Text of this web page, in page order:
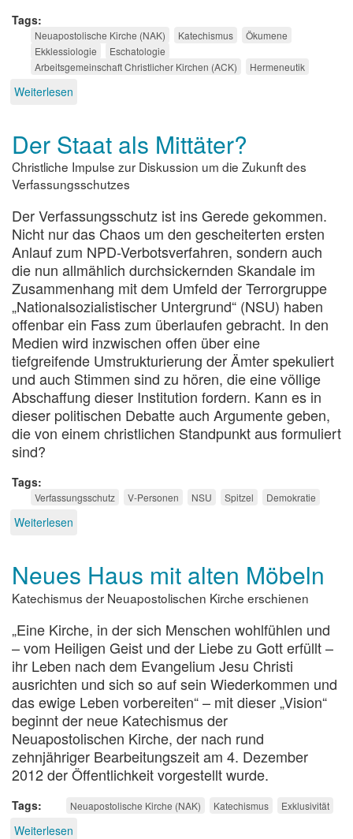
Tags
Neuapostolische Kirche (NAK) Katechismus
Ökumene
Ekklessiologie
Eschatologie
Arbeitsgemeinschaft Christlicher Kirchen (ACK)
Hermeneutik
Weiterlesen
Der Staat als Mittäter?
Christliche Impulse zur Diskussion um die Zukunft des
Verfassungsschutzes
Der Verfassungsschutz ist ins Gerede gekommen.
Nicht nur das Chaos um den gescheiterten ersten
Anlauf zum NPD-Verbotsverfahren, sondern auch
die nun allmählich durchsickernden Skandale im
Zusammenhang mit dem Umfeld der Terrorgruppe
„Nationalsozialistischer Untergrund“ (NSU) haben
offenbar ein Fass zum überlaufen gebracht. In den
Medien wird inzwischen offen über eine
tiefgreifende Umstrukturierung der Ämter spekuliert
und auch Stimmen sind zu hören, die eine völlige
Abschaffung dieser Institution fordern. Kann es in
dieser politischen Debatte auch Argumente geben,
die von einem christlichen Standpunkt aus formuliert
sind?
Tags
Verfassungsschutz V-Personen NSU Spitzel Demokratie
Weiterlesen
Mittäter?
Neues Haus mit alten Möbeln
Katechismus der Neuapostolischen Kirche erschienen
„Eine Kirche, in der sich Menschen wohlfühlen und
– vom Heiligen Geist und der Liebe zu Gott erfüllt –
ihr Leben nach dem Evangelium Jesu Christi
ausrichten und sich so auf sein Wiederkommen und
das ewige Leben vorbereiten“ – mit dieser „Vision“
beginnt der neue Katechismus der
Neuapostolischen Kirche, der nach rund
zehnjähriger Bearbeitungszeit am 4. Dezember
2012 der Öffentlichkeit vorgestellt wurde.
Tags Neuapostolische Kirche (NAK) Katechismus Exklusivität
Weiterlesen